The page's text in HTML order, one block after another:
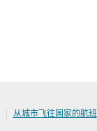
| 从城市飞往国家的航班